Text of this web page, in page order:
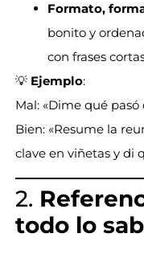
Formato,
bonito y
con frases
💡 Ejemplo:
Mal: «Dime qué pasó
Bien: «Resume la
clave en viñetas y di
2.
todo lo